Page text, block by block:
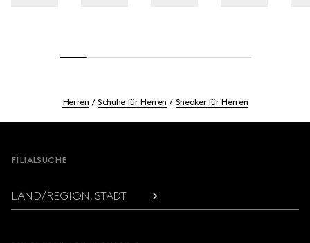
Herren Schuhe für Herren Sneaker für Herren
FILIALSUCHE
LAND/REGION, STADT